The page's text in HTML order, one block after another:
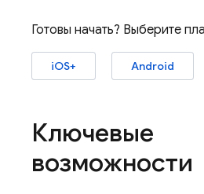
Готовы начать? Выберите
iOS+ Android
Ключевые
возможности